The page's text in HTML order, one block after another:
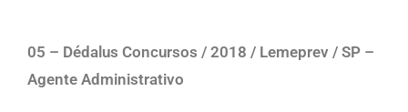
05 – Dédalus Concursos / 2018 / Lemeprev / SP –
Agente Administrativo